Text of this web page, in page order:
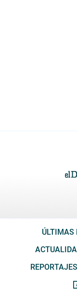
ÚLTIMAS
REPORTAJES